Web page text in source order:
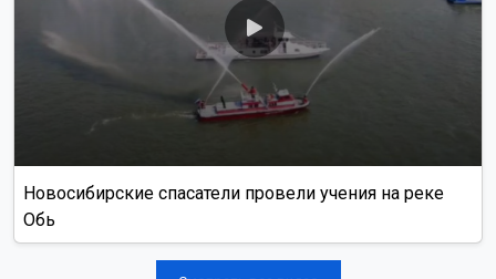
Новосибирские спасатели провели учения на реке
Обь